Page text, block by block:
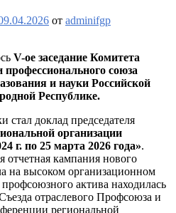
от adminifgp
V-ое заседание Комитета
союза
и науки Российской
Республике.
доклад председателя
организации
г. по 25 марта 2026 года».
отчетная кампания нового
на высоком организационном
актива находилась
отраслевого Профсоюза и
региональной